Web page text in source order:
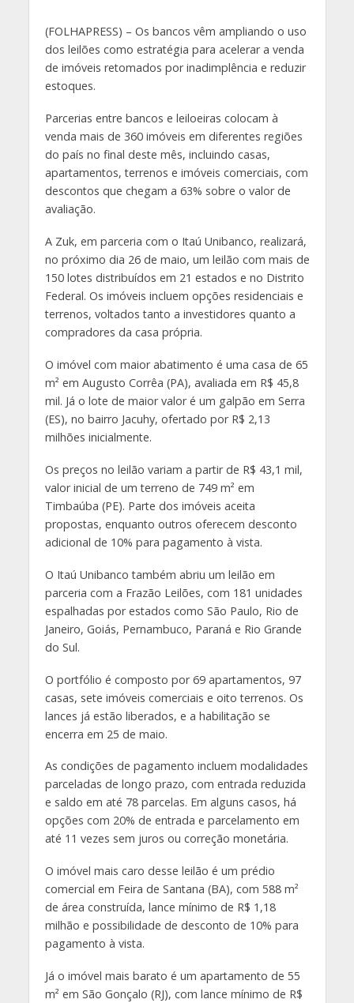
(FOLHAPRESS) – Os bancos vêm ampliando o uso
dos leilões como estratégia para acelerar a venda
de imóveis retomados por inadimplência e reduzir
estoques.
Parcerias entre bancos e leiloeiras colocam à
venda mais de 360 imóveis em diferentes regiões
do país no final deste mês, incluindo casas,
apartamentos, terrenos e imóveis comerciais, com
descontos que chegam a 63% sobre o valor de
avaliação.
A Zuk, em parceria com o Itaú Unibanco, realizará,
no próximo dia 26 de maio, um leilão com mais de
150 lotes distribuídos em 21 estados e no Distrito
Federal. Os imóveis incluem opções residenciais e
terrenos, voltados tanto a investidores quanto a
compradores da casa própria.
O imóvel com maior abatimento é uma casa de 65
m² em Augusto Corrêa (PA), avaliada em R$ 45,8
mil. Já o lote de maior valor é um galpão em Serra
(ES), no bairro Jacuhy, ofertado por R$ 2,13
milhões inicialmente.
Os preços no leilão variam a partir de R$ 43,1 mil,
valor inicial de um terreno de 749 m² em
Timbaúba (PE). Parte dos imóveis aceita
propostas, enquanto outros oferecem desconto
adicional de 10% para pagamento à vista.
O Itaú Unibanco também abriu um leilão em
parceria com a Frazão Leilões, com 181 unidades
espalhadas por estados como São Paulo, Rio de
Janeiro, Goiás, Pernambuco, Paraná e Rio Grande
do Sul.
O portfólio é composto por 69 apartamentos, 97
casas, sete imóveis comerciais e oito terrenos. Os
lances já estão liberados, e a habilitação se
encerra em 25 de maio.
As condições de pagamento incluem modalidades
parceladas de longo prazo, com entrada reduzida
e saldo em até 78 parcelas. Em alguns casos, há
opções com 20% de entrada e parcelamento em
até 11 vezes sem juros ou correção monetária.
O imóvel mais caro desse leilão é um prédio
comercial em Feira de Santana (BA), com 588 m²
de área construída, lance mínimo de R$ 1,18
milhão e possibilidade de desconto de 10% para
pagamento à vista.
Já o imóvel mais barato é um apartamento de 55
m² em São Gonçalo (RJ), com lance mínimo de R$